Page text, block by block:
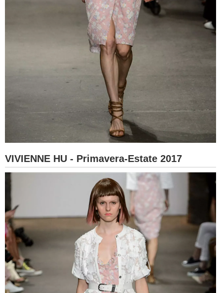
VIVIENNE HU - Primavera-Estate 2017